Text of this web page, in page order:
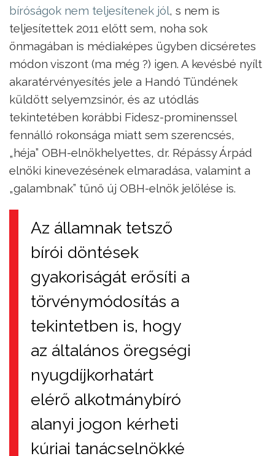
bíróságok nem teljesítenek jól, s nem is
teljesítettek 2011 előtt sem, noha sok
önmagában is médiaképes ügyben dicséretes
módon viszont (ma még ?) igen. A kevésbé nyílt
akaratérvényesítés jele a Handó Tündének
küldött selyemzsinór, és az utódlás
tekintetében korábbi Fidesz-prominenssel
fennálló rokonsága miatt sem szerencsés,
„héja” OBH-elnökhelyettes, dr. Répássy Árpád
elnöki kinevezésének elmaradása, valamint a
„galambnak” tűnő új OBH-elnök jelölése is.
Az államnak tetsző
bírói döntések
gyakoriságát erősíti a
törvénymódosítás a
tekintetben is, hogy
az általános öregségi
nyugdíjkorhatárt
elérő alkotmánybíró
alanyi jogon kérheti
kúriai tanácselnökké